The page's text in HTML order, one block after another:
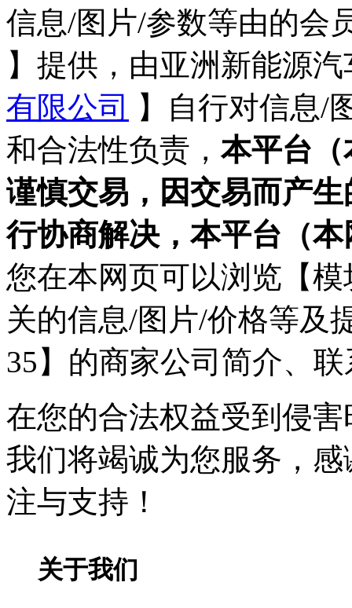
信息/图片/参数等由的会
】提供，由亚洲新能源
有限公司
】自行对信息/
和合法性负责，本平台
谨慎交易，因交易而产
行协商解决，本平台（
您在本网页可以浏览【
关的信息/图片/价格等及
35】的商家公司简介、
在您的合法权益受到侵害
我们将竭诚为您服务，
注与支持！
关于我们